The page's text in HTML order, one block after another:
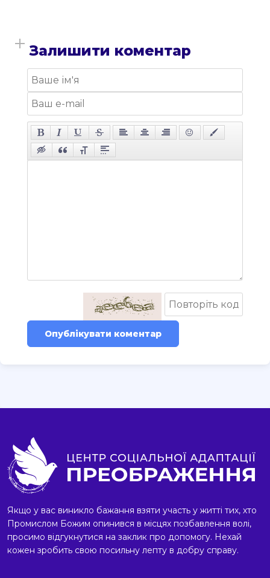
Залишити коментар
Опублікувати коментар
Якщо у вас виникло бажання взяти участь у житті тих, хто
Промислом Божим опинився в місцях позбавлення волі,
просимо відгукнутися на заклик про допомогу. Нехай
кожен зробить свою посильну лепту в добру справу.